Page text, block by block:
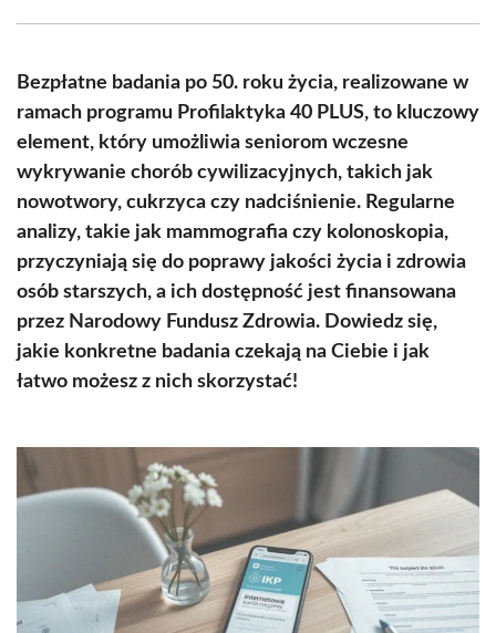
(Twitter)
Bezpłatne badania po 50. roku życia, realizowane w
ramach programu Profilaktyka 40 PLUS, to kluczowy
element, który umożliwia seniorom wczesne
wykrywanie chorób cywilizacyjnych, takich jak
nowotwory, cukrzyca czy nadciśnienie. Regularne
analizy, takie jak mammografia czy kolonoskopia,
przyczyniają się do poprawy jakości życia i zdrowia
osób starszych, a ich dostępność jest finansowana
przez Narodowy Fundusz Zdrowia. Dowiedz się,
jakie konkretne badania czekają na Ciebie i jak
łatwo możesz z nich skorzystać!